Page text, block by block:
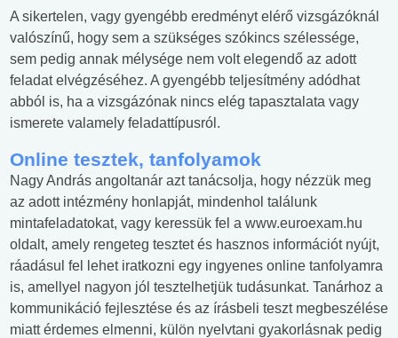
A sikertelen, vagy gyengébb eredményt elérő vizsgázóknál
valószínű, hogy sem a szükséges szókincs szélessége,
sem pedig annak mélysége nem volt elegendő az adott
feladat elvégzéséhez. A gyengébb teljesítmény adódhat
abból is, ha a vizsgázónak nincs elég tapasztalata vagy
ismerete valamely feladattípusról.
Online tesztek, tanfolyamok
Nagy András angoltanár azt tanácsolja, hogy nézzük meg
az adott intézmény honlapját, mindenhol találunk
mintafeladatokat, vagy keressük fel a www.euroexam.hu
oldalt, amely rengeteg tesztet és hasznos információt nyújt,
ráadásul fel lehet iratkozni egy ingyenes online tanfolyamra
is, amellyel nagyon jól tesztelhetjük tudásunkat. Tanárhoz a
kommunikáció fejlesztése és az írásbeli teszt megbeszélése
miatt érdemes elmenni, külön nyelvtani gyakorlásnak pedig